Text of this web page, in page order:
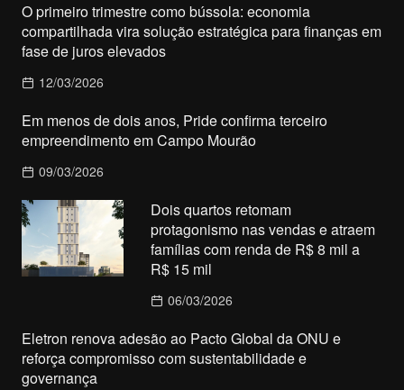
O primeiro trimestre como bússola: economia
compartilhada vira solução estratégica para finanças em
fase de juros elevados
12/03/2026
Em menos de dois anos, Pride confirma terceiro
empreendimento em Campo Mourão
09/03/2026
Dois quartos retomam
protagonismo nas vendas e atraem
famílias com renda de R$ 8 mil a
R$ 15 mil
06/03/2026
Eletron renova adesão ao Pacto Global da ONU e
reforça compromisso com sustentabilidade e
governança